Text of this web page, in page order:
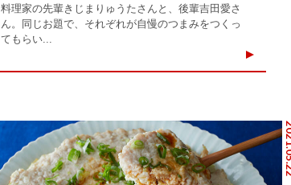
料理家の先輩きじまりゅうたさんと、後輩吉田愛さ
ん。同じお題で、それぞれが自慢のつまみをつくっ
てもらい...